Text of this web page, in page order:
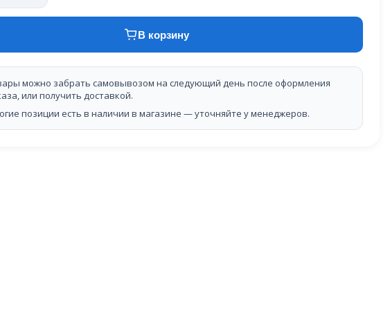
В корзину
можно забрать самовывозом на следующий день после оформления
или получить доставкой.
позиции есть в наличии в магазине — уточняйте у менеджеров.